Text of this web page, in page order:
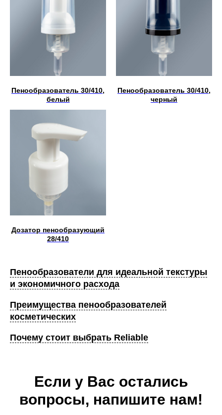
Пенообразователь 30/410,
белый
Пенообразователь 30/410,
черный
Дозатор пенообразующий
28/410
Пенообразователи для идеальной текстуры
и экономичного расхода
Преимущества пенообразователей
косметических
Почему стоит выбрать Reliable
Если у Вас остались
вопросы, напишите нам!